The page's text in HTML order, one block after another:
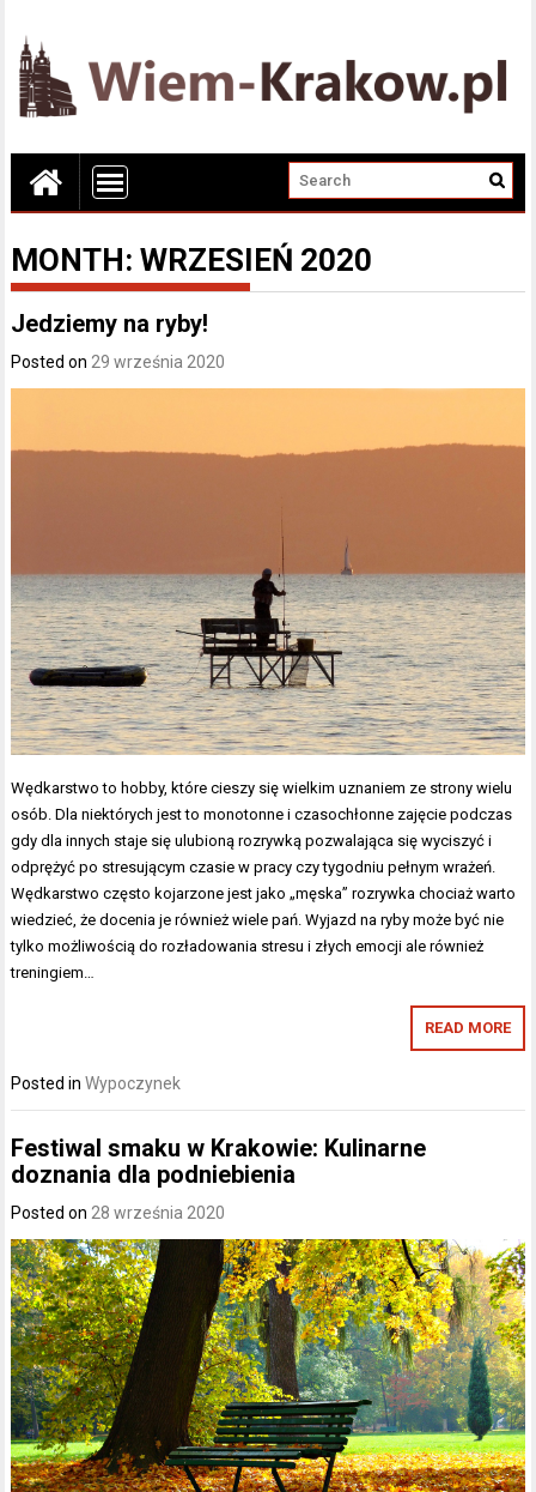
MONTH:WRZESIEŃ 2020
Jedziemy na ryby!
Posted on 29 września 2020
Wędkarstwo to hobby, które cieszy się wielkim uznaniem ze strony wielu
osób. Dla niektórych jest to monotonne i czasochłonne zajęcie podczas
gdy dla innych staje się ulubioną rozrywką pozwalająca się wyciszyć i
odprężyć po stresującym czasie w pracy czy tygodniu pełnym wrażeń.
Wędkarstwo często kojarzone jest jako „męska” rozrywka chociaż warto
wiedzieć, że docenia je również wiele pań. Wyjazd na ryby może być nie
tylko możliwością do rozładowania stresu i złych emocji ale również
treningiem…
READ MORE
Posted inWypoczynek
Festiwal smaku w Krakowie: Kulinarne
doznania dla podniebienia
Posted on 28 września 2020